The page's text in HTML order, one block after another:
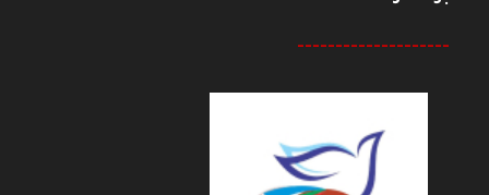
--------------------